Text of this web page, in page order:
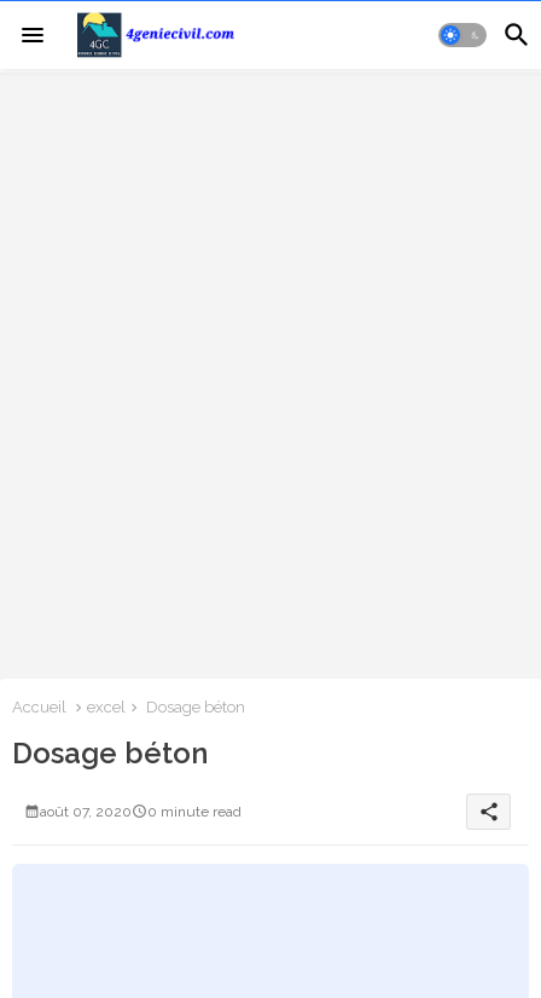
Accueil excel Dosage béton
Dosage béton
août 07, 2020 0 minute read share